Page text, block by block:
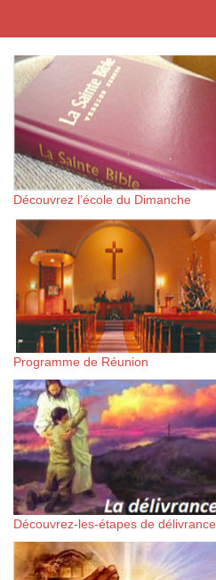
Découvrez l’école du Dimanche
Programme de Réunion
Découvrez-les-étapes de délivrance